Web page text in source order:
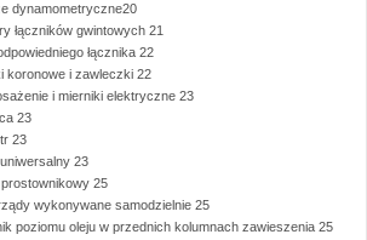
dynamometryczne20
łączników gwintowych 21
łącznika 22
koronowe i zawleczki 22
i mierniki elektryczne 23
23
23
23
25
wykonywane samodzielnie 25
poziomu oleju w przednich kolumnach zawieszenia 25